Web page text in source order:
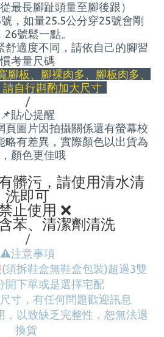
最長腳趾頭量至腳後跟）
，如量25.5公分穿25號會剛
26號鬆一點。
舒適度不同，請依自己的腳習
慣考量尺碼
腳板、腳裸肉多、腳板肉多、
請自行斟酌加大尺寸
/
📌貼心提醒
頁圖片因拍攝關係還有螢幕校
略有差異，實際顏色以出貨為
顏色更佳哦
髒污， 請使用清水清
洗即可
止使用 ❌
苯、清潔劑清洗
/
⚠️注意事項
(須拆鞋盒無鞋盒包裝)超過3雙
開下單或是選擇宅配
寸，有任何問題歡迎訊息
，以致缺乏完整性，恕無法退
換貨